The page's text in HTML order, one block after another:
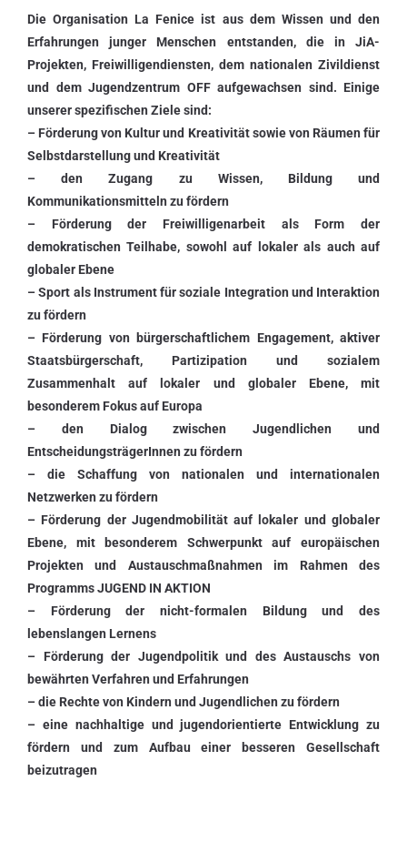
Die Organisation La Fenice ist aus dem Wissen und den
Erfahrungen junger Menschen entstanden, die in JiA-
Projekten, Freiwilligendiensten, dem nationalen Zivildienst
und dem Jugendzentrum OFF aufgewachsen sind. Einige
unserer spezifischen Ziele sind:
– Förderung von Kultur und Kreativität sowie von Räumen für
Selbstdarstellung und Kreativität
– den Zugang zu Wissen, Bildung und
Kommunikationsmitteln zu fördern
– Förderung der Freiwilligenarbeit als Form der
demokratischen Teilhabe, sowohl auf lokaler als auch auf
globaler Ebene
– Sport als Instrument für soziale Integration und Interaktion
zu fördern
– Förderung von bürgerschaftlichem Engagement, aktiver
Staatsbürgerschaft, Partizipation und sozialem
Zusammenhalt auf lokaler und globaler Ebene, mit
besonderem Fokus auf Europa
– den Dialog zwischen Jugendlichen und
EntscheidungsträgerInnen zu fördern
– die Schaffung von nationalen und internationalen
Netzwerken zu fördern
– Förderung der Jugendmobilität auf lokaler und globaler
Ebene, mit besonderem Schwerpunkt auf europäischen
Projekten und Austauschmaßnahmen im Rahmen des
Programms JUGEND IN AKTION
– Förderung der nicht-formalen Bildung und des
lebenslangen Lernens
– Förderung der Jugendpolitik und des Austauschs von
bewährten Verfahren und Erfahrungen
– die Rechte von Kindern und Jugendlichen zu fördern
– eine nachhaltige und jugendorientierte Entwicklung zu
fördern und zum Aufbau einer besseren Gesellschaft
beizutragen